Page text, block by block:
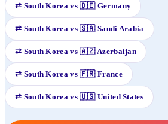
⇄ South Korea vs🇩🇪 Germany
⇄ South Korea vs🇸🇦 Saudi Arabia
⇄ South Korea vs🇦🇿 Azerbaijan
⇄ South Korea vs🇫🇷 France
⇄ South Korea vs🇺🇸 United States